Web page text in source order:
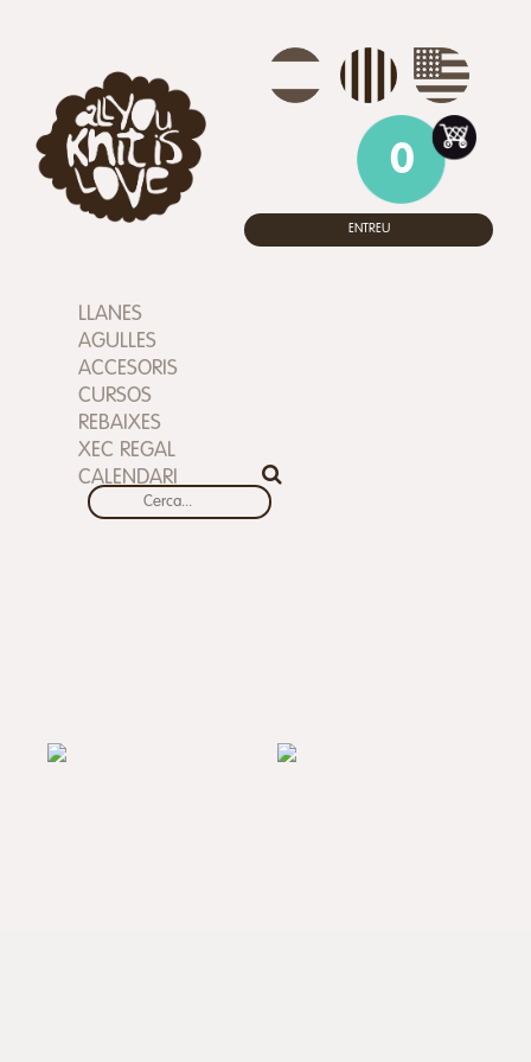
0
ENTREU
LLANES
AGULLES
ACCESORIS
CURSOS
REBAIXES
XEC REGAL
CALENDARI